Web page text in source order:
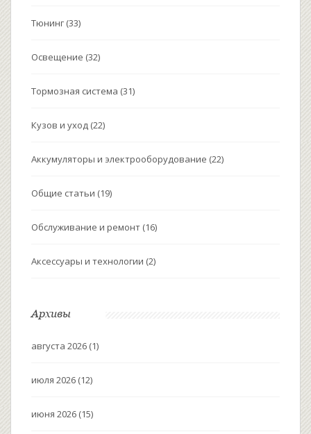
Тюнинг (33)
Освещение (32)
Тормозная система (31)
Кузов и уход (22)
Аккумуляторы и электрооборудование (22)
Общие статьи (19)
Обслуживание и ремонт (16)
Аксессуары и технологии (2)
Архивы
августа 2026 (1)
июля 2026 (12)
июня 2026 (15)